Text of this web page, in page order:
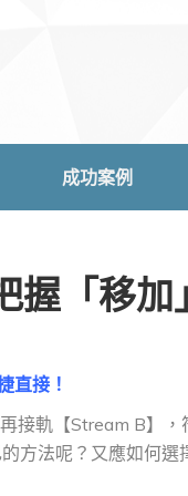
成功案例
握「移
直接！
軌【Stream B】
方法呢？又應如何